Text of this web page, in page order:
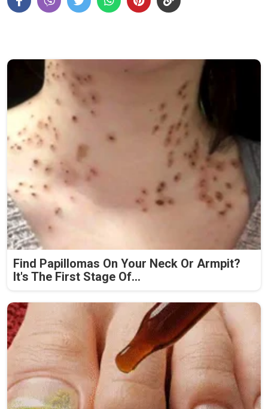
Find Papillomas On Your Neck Or Armpit?
It's The First Stage Of...